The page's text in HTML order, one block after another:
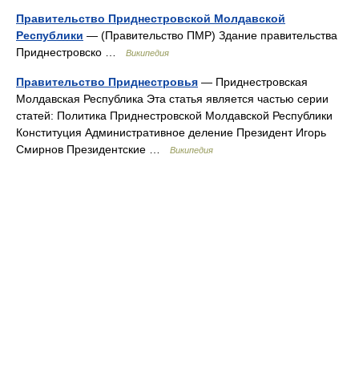
Правительство Приднестровской Молдавской
Республики — (Правительство ПМР) Здание правительства
Приднестровско …
Википедия
Правительство Приднестровья — Приднестровская
Молдавская Республика Эта статья является частью серии
статей: Политика Приднестровской Молдавской Республики
Конституция Административное деление Президент Игорь
Смирнов Президентские …
Википедия